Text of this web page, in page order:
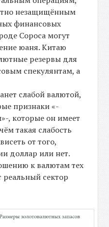
незащищённым
финансовых
Сороса могут
юаня. Китаю
резервы для
спекулянтам, а
слабой валютой,
признаки «-
, которые он имеет
такая слабость
от того,
доллар или нет.
к валютам тех
реальный сектор